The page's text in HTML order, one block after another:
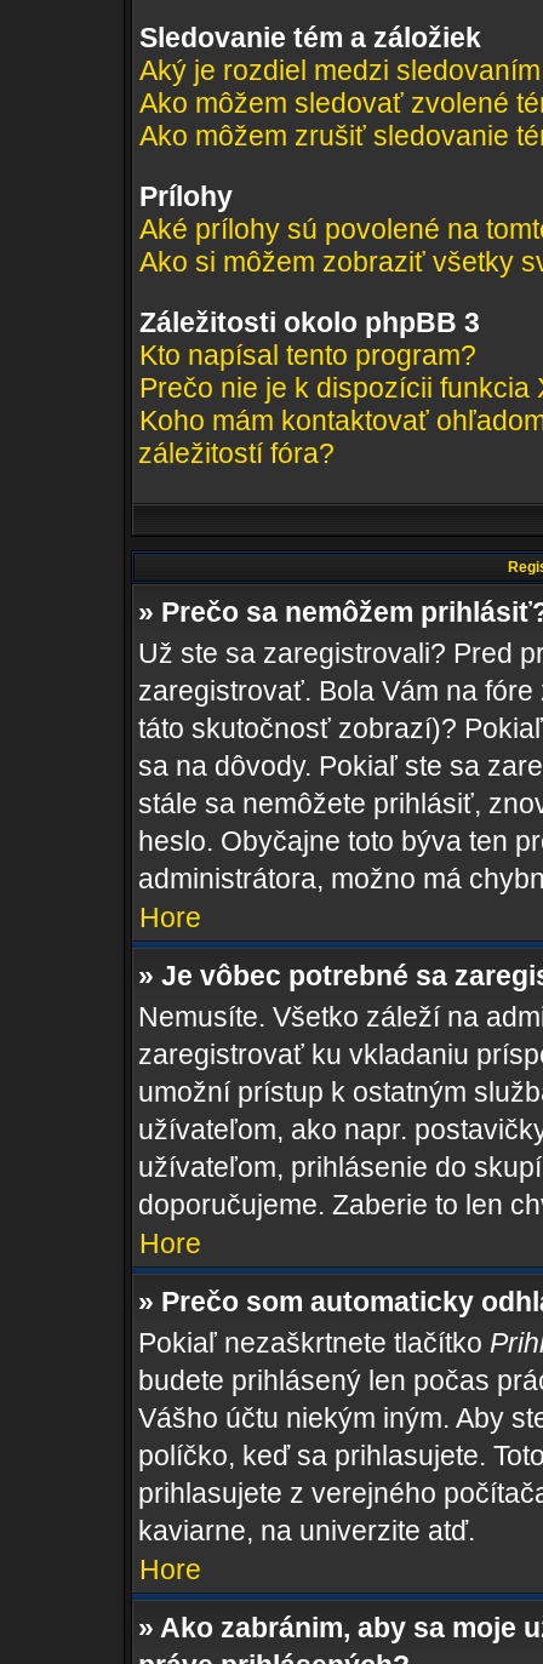
Sledovanie tém a záložiek
Aký je rozdiel medzi
Ako môžem sledovať zvolené
Ako môžem zrušiť sledovanie
Prílohy
Aké prílohy sú povolené na
Ako si môžem zobraziť všetky
Záležitosti okolo phpBB 3
Kto napísal tento program?
Prečo nie je k dispozícii funkcia
Koho mám kontaktovať
záležitostí fóra?
» Prečo sa nemôžem
Už ste sa zaregistrovali? Pred
zaregistrovať. Bola Vám na
táto skutočnosť zobrazí)?
sa na dôvody. Pokiaľ ste sa
stále sa nemôžete prihlásiť,
heslo. Obyčajne toto býva ten
administrátora, možno má
Hore
» Je vôbec potrebné sa
Nemusíte. Všetko záleží na
zaregistrovať ku vkladaniu
umožní prístup k ostatným
užívateľom, ako napr.
užívateľom, prihlásenie do
doporučujeme. Zaberie to len
Hore
» Prečo som automaticky
Pokiaľ nezaškrtnete tlačítko
budete prihlásený len počas
Vášho účtu niekým iným. Aby
políčko, keď sa prihlasujete.
prihlasujete z verejného
kaviarne, na univerzite atď.
Hore
» Ako zabránim, aby sa moje